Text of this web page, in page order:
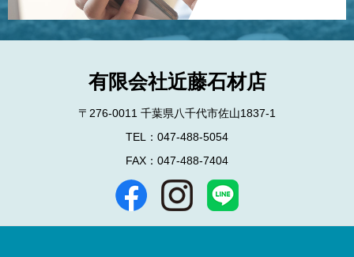
有限会社近藤石材店
〒276-0011 千葉県八千代市佐山1837-1
TEL：047-488-5054
FAX：047-488-7404